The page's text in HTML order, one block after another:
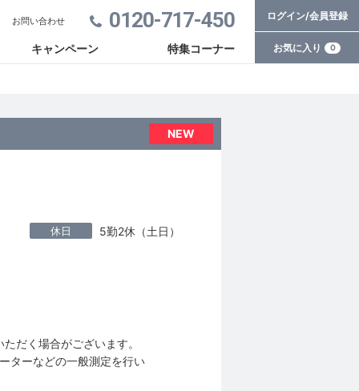
0120-717-450
キャンペーン 特集コーナー
お問い合わせ ログイン/会員登録
お気に入り 0
NEW
休日 5勤2休（土日）
だく場合がございます。
ターなどの一般測定を行い